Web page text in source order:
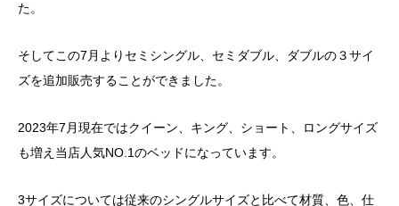
た。
そしてこの7月よりセミシングル、セミダブル、ダブルの３サイ
ズを追加販売することができました。
2023年7月現在ではクイーン、キング、ショート、ロングサイズ
も増え当店人気NO.1のベッドになっています。
3サイズについては従来のシングルサイズと比べて材質、色、仕